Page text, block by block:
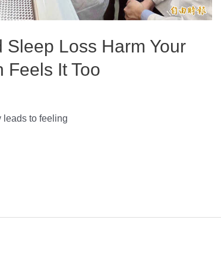
Loss Harm Your
It Too
leads to feeling